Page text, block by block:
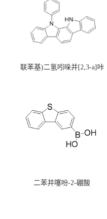
联苯基)二氢吲哚并[2,3-a]咔
二苯并噻吩-2-硼酸